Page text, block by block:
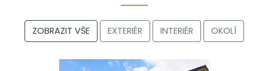
ZOBRAZIT VŠE EXTERIÉR INTERIÉR OKOLÍ